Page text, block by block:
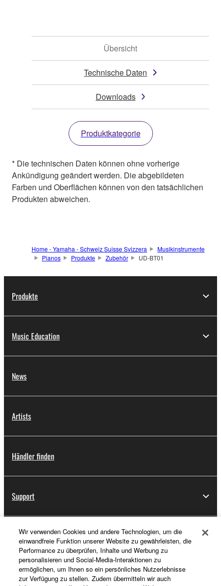
Übersicht
Technische Daten
Downloads
Produktkategorie
* Die technischen Daten können ohne vorherige
Ankündigung geändert werden. Die abgebildeten
Farben und Oberflächen können von den tatsächlichen
Produkten abweichen.
Home - Yamaha - Schweiz Suisse Svizzera
Musikinstrumente
Pianos
Produkte Zubehör UD-BT01
Produkte
Music Education
News
Artists
Händler finden
Support
Registrierung von „Yamaha Music ID“
Über Yamaha
Wir verwenden Cookies und andere Technologien, um die
einwandfreie Funktion unserer Website zu gewährleisten, die
Performance zu überprüfen, Inhalte und Werbung zu
personalisieren und Social-Media-Interaktionen zu
ermöglichen, um Ihnen so ein persönliches Nutzerlebnisse
zur Verfügung zu stellen. Zudem übermitteln wir auch